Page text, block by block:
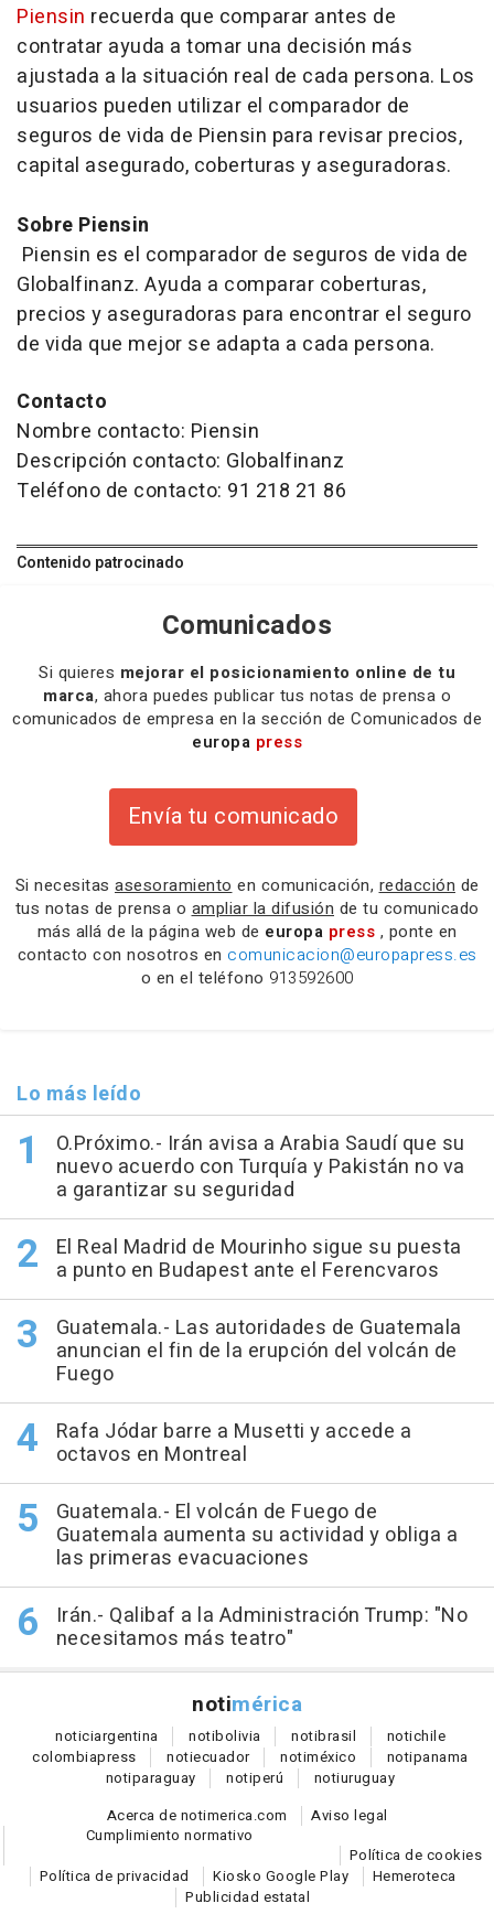
Piensin recuerda que comparar antes de
contratar ayuda a tomar una decisión más
ajustada a la situación real de cada persona. Los
usuarios pueden utilizar el comparador de
seguros de vida de Piensin para revisar precios,
capital asegurado, coberturas y aseguradoras.
Sobre Piensin
Piensin es el comparador de seguros de vida de
Globalfinanz. Ayuda a comparar coberturas,
precios y aseguradoras para encontrar el seguro
de vida que mejor se adapta a cada persona.
Contacto
Nombre contacto: Piensin
Descripción contacto: Globalfinanz
Teléfono de contacto: 91 218 21 86
Contenido patrocinado
Comunicados
Si quieres mejorar el posicionamiento online de tu
marca, ahora puedes publicar tus notas de prensa o
comunicados de empresa en la sección de Comunicados de
europa press
Envía tu comunicado
Si necesitas asesoramiento en comunicación, redacción de
tus notas de prensa o ampliar la difusión de tu comunicado
más allá de la página web de europa press , ponte en
contacto con nosotros en comunicacion@europapress.es
o en el teléfono 913592600
Lo más leído
O.Próximo.- Irán avisa a Arabia Saudí que su
nuevo acuerdo con Turquía y Pakistán no va
a garantizar su seguridad
El Real Madrid de Mourinho sigue su puesta
a punto en Budapest ante el Ferencvaros
Guatemala.- Las autoridades de Guatemala
anuncian el fin de la erupción del volcán de
Fuego
Rafa Jódar barre a Musetti y accede a
octavos en Montreal
Guatemala.- El volcán de Fuego de
Guatemala aumenta su actividad y obliga a
las primeras evacuaciones
Irán.- Qalibaf a la Administración Trump: "No
necesitamos más teatro"
notimérica
noticiargentina notibolivia notibrasil notichile
colombiapress notiecuador notiméxico notipanama
notiparaguay notiperú notiuruguay
Acerca de notimerica.com
Aviso legal
Cumplimiento normativo
Política de cookies
Política de privacidad
Kiosko Google Play
Hemeroteca
Publicidad estatal